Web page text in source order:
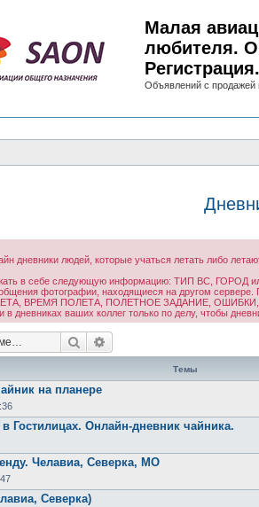
Малая
любителя.
Регистрация.
Объявлений с продажей
дневники людей, которые учаться летать либо
в себе следующую информацию: ТИП ВС,
фотографии, находящиеся на другом
ВРЕМЯ ПОЛЕТА, ПОЛЕТНОЕ ЗАДАНИЕ,
в дневниках ваших коллег только по делу, чтобы
Поиск
Темы
на планере
Гостилицах. Онлайн-дневник чайника.
Челавиа, Северка, МО
Северка)